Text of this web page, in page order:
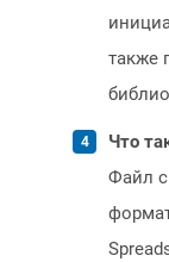
также
Что
Файл с